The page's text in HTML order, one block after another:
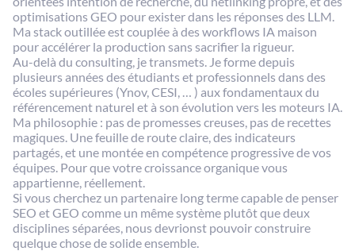
optimisations GEO pour exister dans les réponses des LLM.
Ma stack outillée est couplée à des workflows IA maison
pour accélérer la production sans sacrifier la rigueur.
Au-delà du consulting, je transmets. Je forme depuis
plusieurs années des étudiants et professionnels dans des
écoles supérieures (Ynov, CESI, … ) aux fondamentaux du
référencement naturel et à son évolution vers les moteurs IA.
Ma philosophie : pas de promesses creuses, pas de recettes
magiques. Une feuille de route claire, des indicateurs
partagés, et une montée en compétence progressive de vos
équipes. Pour que votre croissance organique vous
appartienne, réellement.
Si vous cherchez un partenaire long terme capable de penser
SEO et GEO comme un même système plutôt que deux
disciplines séparées, nous devrionst pouvoir construire
quelque chose de solide ensemble.